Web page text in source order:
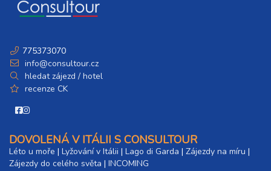
775373070
info@consultour.cz
hledat zájezd / hotel
recenze CK
DOVOLENÁ V ITÁLII S CONSULTOUR
Léto u moře | Lyžování v Itálii | Lago di Garda | Zájezdy na míru |
Zájezdy do celého světa | INCOMING